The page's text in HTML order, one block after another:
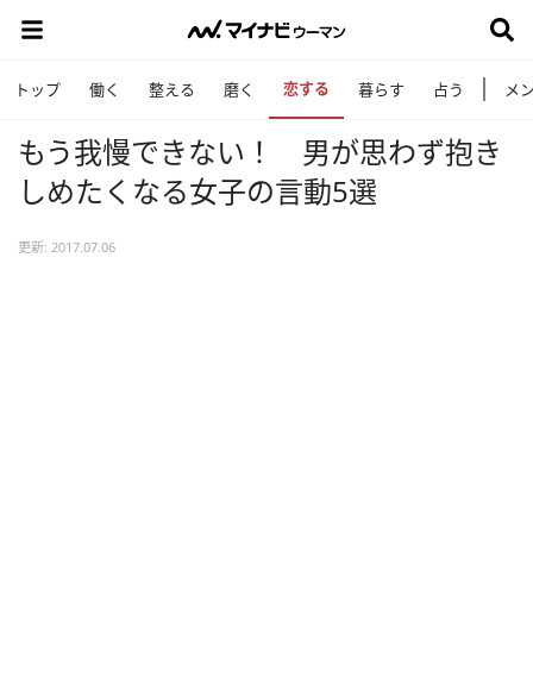
トップ 働く 整える 磨く 恋する 暮らす 占う メ
もう我慢できない！ 男が思わず抱き
しめたくなる女子の言動5選
更新: 2017.07.06